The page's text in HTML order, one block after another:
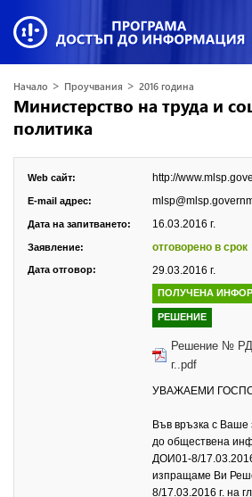
Начало > Проучвания > 2016 година
Министерство на труда и
политика
Web сайт: http://
E-mail адрес:
Дата на запитването: 16.03.2016 г.
Заявление: отговорено в срок
Дата отговор: 29.03.2016 г.
ПОЛУЧЕНА
РЕШЕНИЕ
Решение №
г..pdf
УВАЖАЕМИ
Във връзка с Ваше
до обществена
ДОИ01-8/
изпращаме Ви
8/17.03.2016 г. на